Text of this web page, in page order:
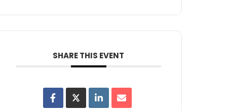
SHARE THIS EVENT